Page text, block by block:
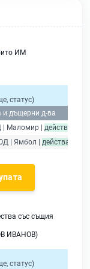
ИМ
статус)
и дъщерни д-ва
| Маломир | действащ
| Ямбол | действащ
със същия
ИВАНОВ)
статус)